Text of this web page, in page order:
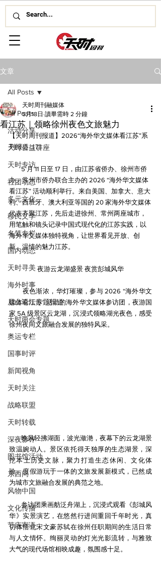
文章
All Posts
活动分享
天时公益讲座
天时专访
社团动态
多元文化
移民文学
名笔专栏
国内动态
天时寻美
海外时事
尼山论坛专题报道
天时两会专题
奥运专栏
国事时评
新闻视角
天时关注
战略联盟
天时转载
深夜影评
图书馆活动
东西问
风物中国
文化传播
节庆寄语
All Posts
看江苏｜领略徐州夜色文旅魅力
天时周刊融媒体
5月18日 讀畢需時 2 分鐘
【天时周刊报道】2026“海外华文媒体看江苏”系
列报道（7）
5 月 11 日至 17 日，由江苏省侨办、徐州市侨
办、常州市侨办联合主办的 2026 “海外华文媒体
看江苏” 活动顺利举行。来自美国、加拿大、意大
利、西班牙、澳大利亚等国的 20 家海外华文媒体
代表齐聚江苏，先后走进徐州、常州两座城市，
用笔触和镜头记录中国式现代化的江苏实践，以
海外华文媒体独特视角，让世界看见开放、创
新、温情的魅力江苏。
夜游云龙湖盛景 夜赏彭城风华
夜色渐浓，华灯璀璨，参与 2026 “海外华文
媒体看江苏” 活动的海外华文媒体参访团，夜游国
家 5A 级景区云龙湖，沉浸式领略湖光夜色，感受
徐州夜间文旅融合发展的独特风采。
晚风轻拂湖面，波光潋滟，夜幕下的云龙湖景
致温婉动人。景区依托得天独厚的生态湖景，深
挖本土历史文脉，聚力打造生态休闲、文化体
验、度假游玩于一体的文旅发展新模式，已然成
为城市文旅融合发展的典范之地。
参访团乘画舫泛舟湖上，沉浸式观看《彭城风
华》实景演艺，在悠然行进间重回千年时光，真
切体悟北宋文豪苏轼在徐州任职期间的生活日常
与人文情怀。绚丽灵动的灯光光影流转，与雅致
大气的现代场馆相映成趣，氛围感十足。